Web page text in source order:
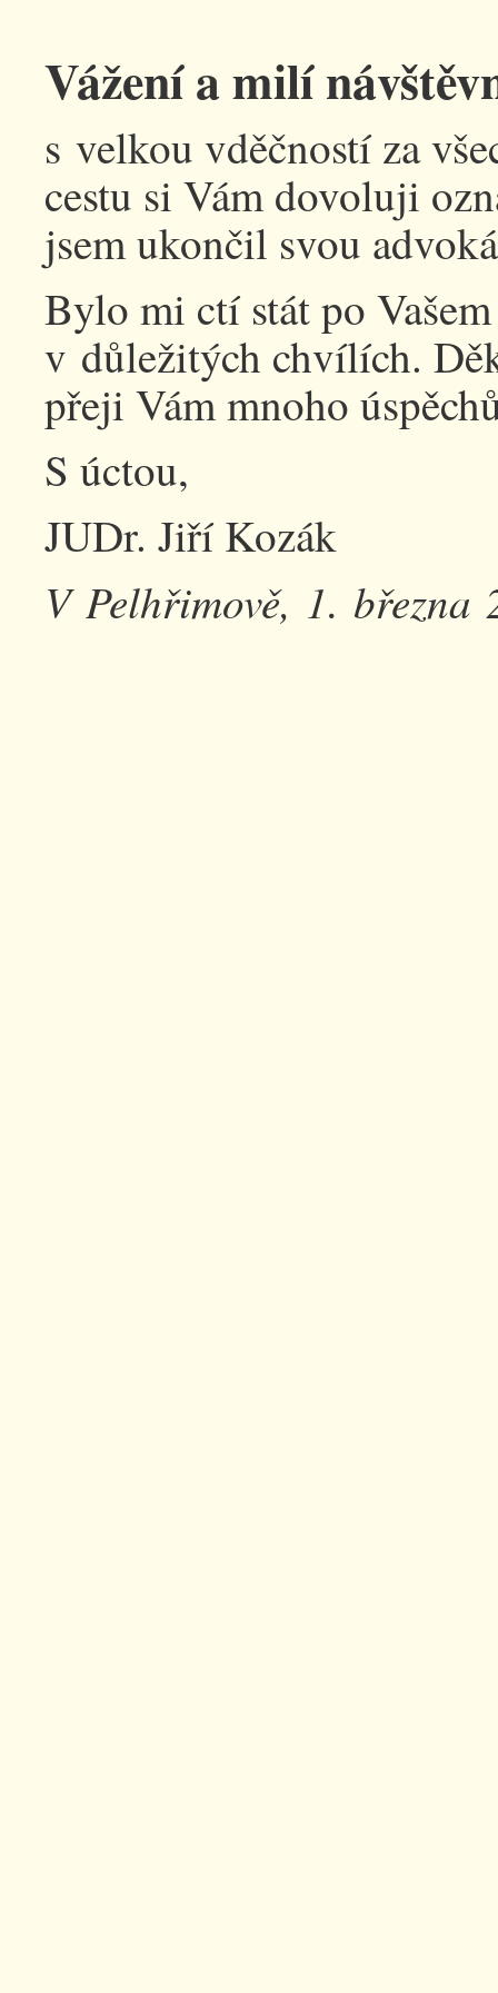
Vážení a milí
s velkou vděčností za
cestu si Vám dovoluji
jsem ukončil svou
Bylo mi ctí stát po
v důležitých chvílích.
přeji Vám mnoho
S úctou,
JUDr. Jiří Kozák
V Pelhřimově, 1. března